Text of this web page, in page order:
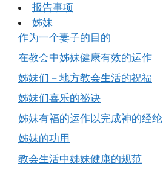
报告事项
姊妹
作为一个妻子的目的
在教会中姊妹健康有效的运作
姊妹们－地方教会生活的祝福
姊妹们喜乐的祕诀
姊妹有福的运作以完成神的经纶
姊妹的功用
教会生活中姊妹健康的规范